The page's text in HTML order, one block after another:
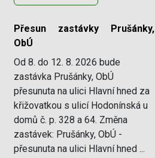
Přesun zastávky Prušánky,
ObÚ
Od 8. do 12. 8. 2026 bude
zastávka Prušánky, ObÚ
přesunuta na ulici Hlavní hned za
křižovatkou s ulicí Hodonínská u
domů č. p. 328 a 64. Změna
zastávek: Prušánky, ObÚ -
přesunuta na ulici Hlavní hned ...